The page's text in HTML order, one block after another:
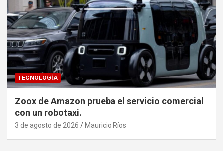
TECNOLOGÍA
Zoox de Amazon prueba el servicio comercial
con un robotaxi.
3 de agosto de 2026 Mauricio Ríos